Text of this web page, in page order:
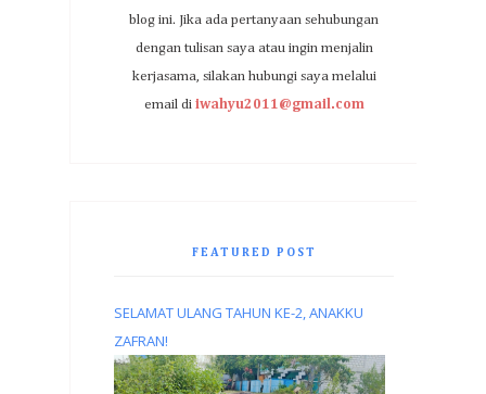
blog ini. Jika ada pertanyaan sehubungan
dengan tulisan saya atau ingin menjalin
kerjasama, silakan hubungi saya melalui
email di iwahyu2011@gmail.com
FEATURED POST
SELAMAT ULANG TAHUN KE-2, ANAKKU
ZAFRAN!